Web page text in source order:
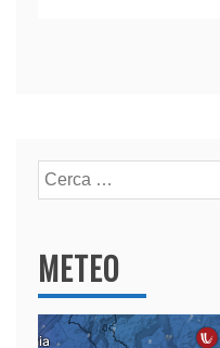
Ricerca
per:
METEO